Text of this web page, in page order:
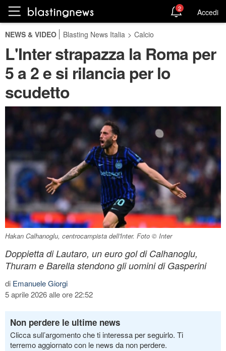
2 Accedi
NEWS & VIDEO Blasting News Italia > Calcio
L'Inter strapazza la Roma per
5 a 2 e si rilancia per lo
scudetto
Hakan Calhanoglu, centrocampista dell'Inter. Foto © Inter
Doppietta di Lautaro, un euro gol di Calhanoglu,
Thuram e Barella stendono gli uomini di Gasperini
di Emanuele Giorgi
5 aprile 2026 alle ore 22:52
Non perdere le ultime news
Clicca sull’argomento che ti interessa per seguirlo. Ti
terremo aggiornato con le news da non perdere.